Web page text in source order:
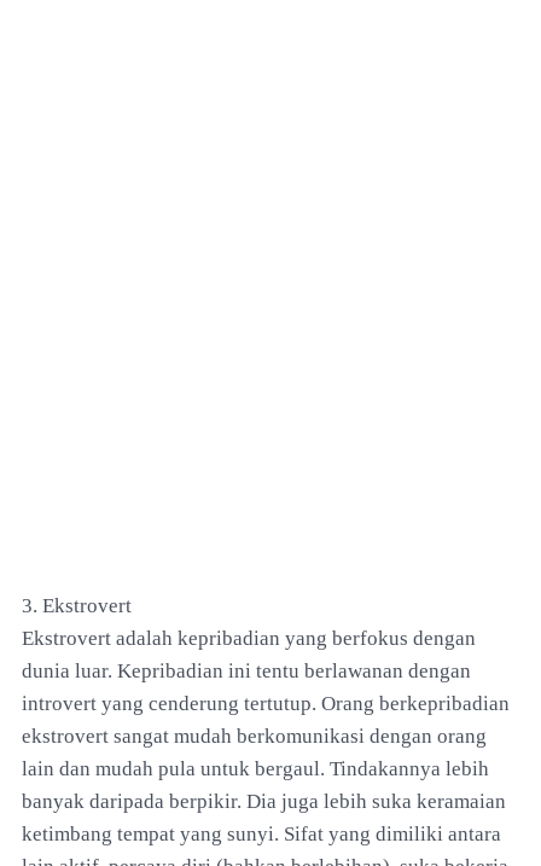
3. Ekstrovert
Ekstrovert adalah kepribadian yang berfokus dengan
dunia luar. Kepribadian ini tentu berlawanan dengan
introvert yang cenderung tertutup. Orang berkepribadian
ekstrovert sangat mudah berkomunikasi dengan orang
lain dan mudah pula untuk bergaul. Tindakannya lebih
banyak daripada berpikir. Dia juga lebih suka keramaian
ketimbang tempat yang sunyi. Sifat yang dimiliki antara